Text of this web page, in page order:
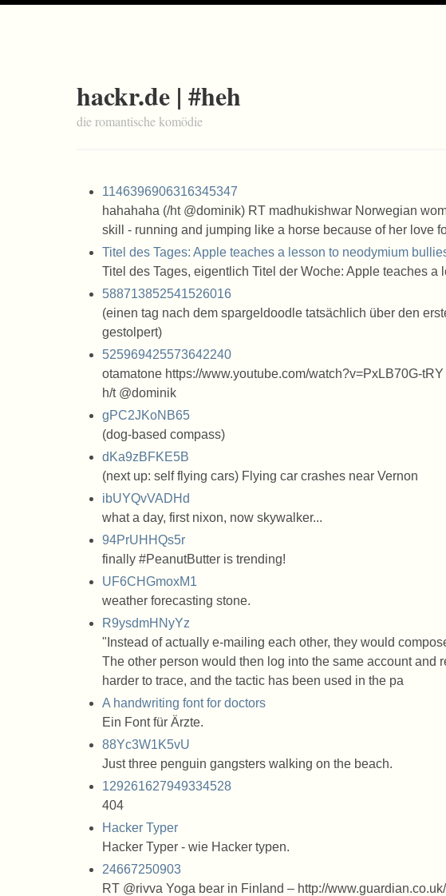
hackr.de | #heh
die romantische komödie
1146396906316345347
hahahaha (/ht @dominik) RT madhukishwar Norwegian
skill - running and jumping like a horse because of her love
Titel des Tages: Apple teaches a lesson to neodymium
Titel des Tages, eigentlich Titel der Woche: Apple teaches a
588713852541526016
(einen tag nach dem spargeldoodle tatsächlich über den
gestolpert)
525969425573642240
otamatone https://www.youtube.com/watch?v=PxLB70G-
h/t @dominik
gPC2JKoNB65
(dog-based compass)
dKa9zBFKE5B
(next up: self flying cars) Flying car crashes near Vernon
ibUYQvVADHd
what a day, first nixon, now skywalker...
94PrUHHQs5r
finally #PeanutButter is trending!
UF6CHGmoxM1
weather forecasting stone.
R9ysdmHNyYz
"Instead of actually e-mailing each other, they would
The other person would then log into the same account and
harder to trace, and the tactic has been used in the pa
A handwriting font for doctors
Ein Font für Ärzte.
88Yc3W1K5vU
Just three penguin gangsters walking on the beach.
129261627949334528
404
Hacker Typer
Hacker Typer - wie Hacker typen.
24667250903
RT @rivva Yoga bear in Finland – http://